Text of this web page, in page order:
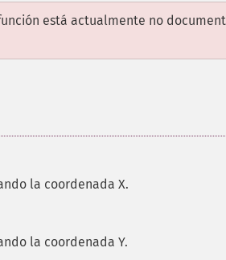
está actualmente no
la coordenada X.
la coordenada Y.